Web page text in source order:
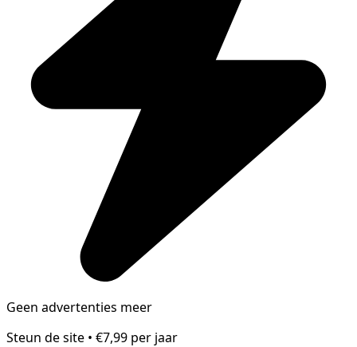
Geen advertenties meer
Steun de site • €7,99 per jaar